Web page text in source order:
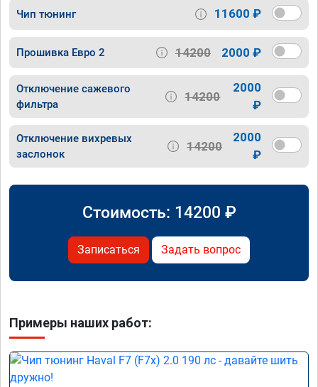
Чип тюнинг 11600 ₽
Прошивка Евро 2 14200 2000 ₽
Отключение сажевого
фильтра
14200
2000
₽
Отключение вихревых
заслонок
14200
2000
₽
Стоимость: 14200 ₽
Записаться Задать вопрос
Примеры наших работ: